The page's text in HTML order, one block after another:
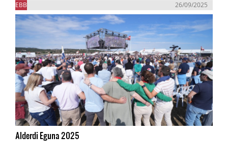
EBB 26/09/2025
Alderdi Eguna 2025